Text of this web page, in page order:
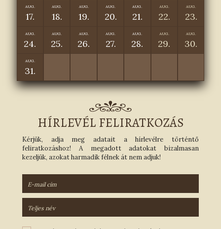
AUG.
17.
AUG.
18.
AUG.
19.
AUG.
20.
AUG.
21.
AUG.
22.
AUG.
23.
AUG.
24.
AUG.
25.
AUG.
26.
AUG.
27.
AUG.
28.
AUG.
29.
AUG.
30.
AUG.
31.
HÍRLEVÉL FELIRATKOZÁS
Kérjük, adja meg adatait a hírlevélre történtő
feliratkozáshoz! A megadott adatokat bizalmasan
kezeljük, azokat harmadik félnek át nem adjuk!